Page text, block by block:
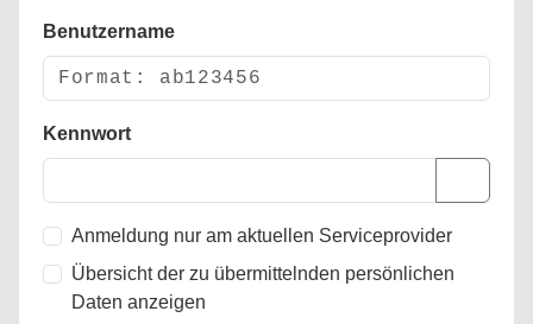
Benutzername
Kennwort
Anmeldung nur am aktuellen Serviceprovider
Übersicht der zu übermittelnden persönlichen
Daten anzeigen